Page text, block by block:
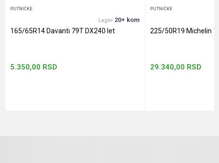
PUTNIČKE
Lager 20+ kom
165/65R14 Davanti 79T DX240 let
5.350,00 RSD
PUTNIČKE
225/50R19 Michelin
29.340,00 RSD